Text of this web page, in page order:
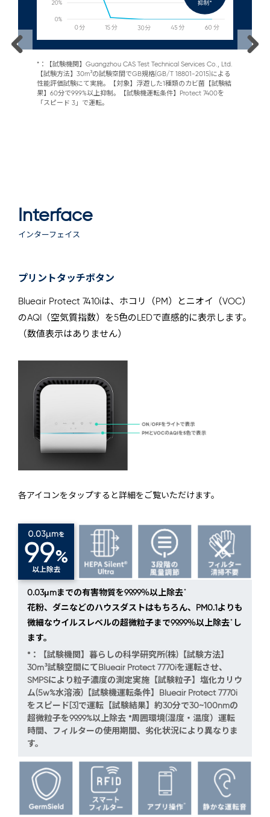
*：【試験機関】Guangzhou CAS Test Technical Services Co., Ltd.
【試験方法】30m³の試験空間でGB規格(GB/T 18801-2015)による
性能評価試験にて実施。【対象】浮遊した1種類のカビ菌【試験結
果】60分で99.9%以上抑制。【試験機運転条件】Protect 7400を
「スピード 3」で運転。
Interface
インターフェイス
プリントタッチボタン
Blueair Protect 7410iは、ホコリ（PM）とニオイ（VOC）
のAQI（空気質指数）を5色のLEDで直感的に表示します。
（数値表示はありません）
各アイコンをタップすると詳細をご覧いただけます。
0.03μmまでの有害物質を99.99％以上除去*
花粉、ダニなどのハウスダストはもちろん、PM0.1よりも
微細なウイルスレベルの超微粒子まで99.99％以上除去* し
ます。
*：【試験機関】暮らしの科学研究所(株)【試験方法】
30m³試験空間にてBlueair Protect 7770iを運転させ、
SMPSにより粒子濃度の測定実施【試験粒子】塩化カリウ
ム(5w%水溶液)【試験機運転条件】Blueair Protect 7770i
をスピード[3]で運転【試験結果】約30分で30~100nmの
超微粒子を99.99%以上除去 *周囲環境(湿度・温度）運転
時間、フィルターの使用期間、劣化状況により異なりま
す。